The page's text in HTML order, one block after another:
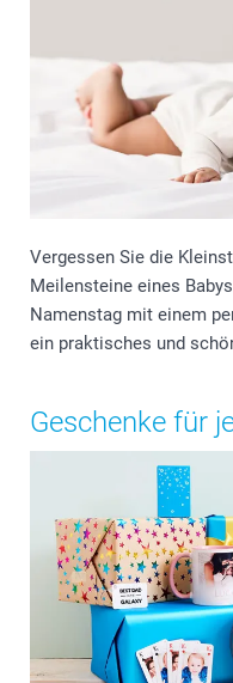
Vergessen Sie die
Meilensteine eines
Namenstag mit einem
ein praktisches und
Geschenke für